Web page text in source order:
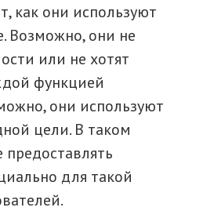
как они используют
Возможно, они не
или не хотят
функцией
они используют
цели. В таком
для такой